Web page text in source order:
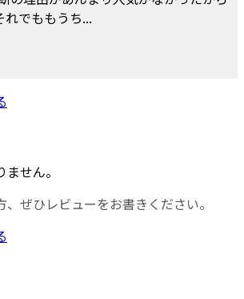
れでももうち...
せん。
、ぜひレビューをお書きください。